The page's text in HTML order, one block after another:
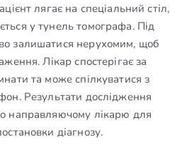
лягає на спеціальний стіл,
у тунель томографа. Під
залишатися нерухомим, щоб
Лікар спостерігає за
та може спілкуватися з
Результати дослідження
направляючому лікарю для
діагнозу.